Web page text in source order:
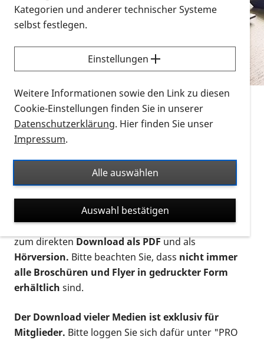
Alle Infomaterialien in verschiedenen
Formaten an einem Ort
Sie möchten wissen, wie Sie nach Infonmaterial
suchen und dieses bestellen bzw. herunterladen
können? Schauen Sie sich dieErklärvideos zum
Thema Infomaterial auf der PRO RETINA-Website
für blinde und sehbehinderte Menschen an.
Auf dieser Seite finden Sie sämtliches Infomaterial
Ort. Nutzen Sie den Formatfilter, um ausschließlich
nach Flyern und Broschüren, Audios oder Videos zu
suchen. Die meisten Flyer und Broschüren werden in
verschiedenen Formaten angeboten: zur
postalischen Bestellung als gedruckte Variante
zum direktenDownload als PDFund als
Hörversion. Bitte beachten Sie, dass nicht immer
alle Broschüren und Flyer in gedruckter Form
erhältlich sind.
Der Download vieler Medien ist exklusiv für
Mitglieder. Bitte loggen Sie sich dafür unter "PRO
Kategorien und anderer technischer Systeme
selbst festlegen.
Einstellungen
Weitere Informationen sowie den Link zu diesen
Cookie-Einstellungen finden Sie in unserer
Datenschutzerklärung. Hier finden Sie unser
Impressum.
Alle auswählen
Auswahl bestätigen